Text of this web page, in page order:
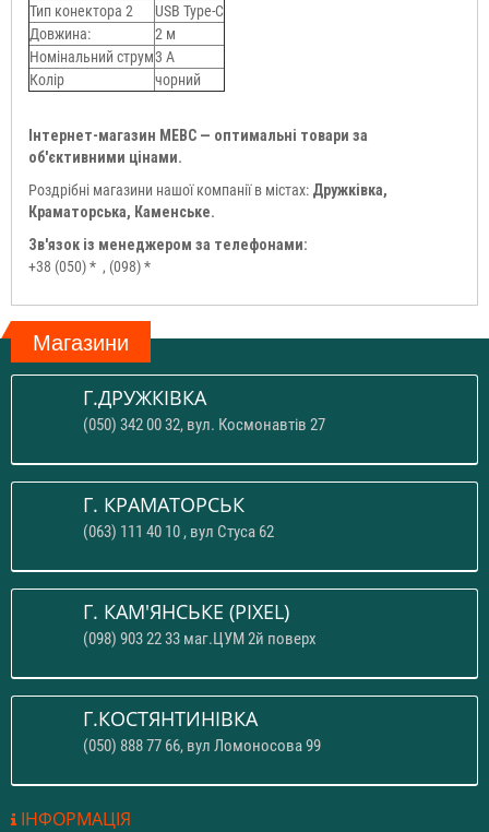
Тип конектора 2
USB Type-C
Довжина:
2 м
Номінальний струм3 А
Колір
чорний
Інтернет-магазин МЕВС — оптимальні товари за
об'єктивними цінами.
Роздрібні магазини нашої компанії в містах: Дружківка,
Краматорська, Каменське.
Зв'язок із менеджером за телефонами:
+38 (050) * , (098) *
Магазини
Г.ДРУЖКІВКА
(050) 342 00 32, вул. Космонавтів 27
Г. КРАМАТОРСЬК
(063) 111 40 10 , вул Стуса 62
Г. КАМ'ЯНСЬКЕ (PIXEL)
(098) 903 22 33 маг.ЦУМ 2й поверх
Г.КОСТЯНТИНІВКА
(050) 888 77 66, вул Ломоносова 99
ІНФОРМАЦІЯ